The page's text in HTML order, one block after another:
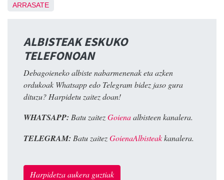
ARRASATE
ALBISTEAK ESKUKO
TELEFONOAN
Debagoieneko albiste nabarmenenak eta azken
ordukoak Whatsapp edo Telegram bidez jaso gura
dituzu? Harpidetu zaitez doan!
WHATSAPP: Batu zaitezGoienaalbisteen kanalera.
TELEGRAM: Batu zaitezGoienaAlbisteakkanalera.
Harpidetza aukera guztiak